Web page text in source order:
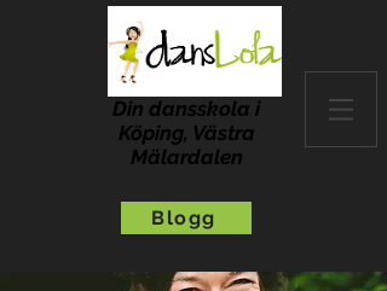
Din dansskola i
Köping, Västra
Mälardalen
Blogg